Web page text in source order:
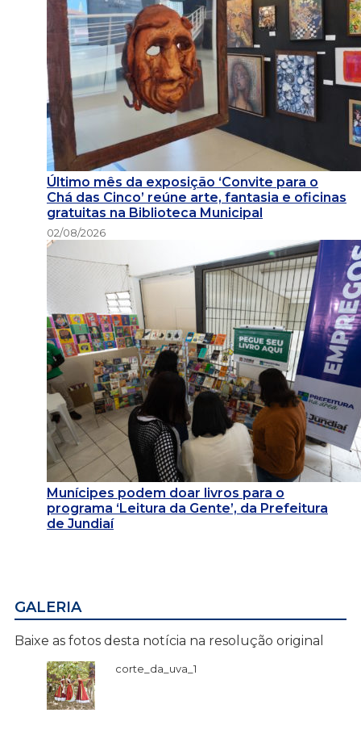
Último mês da exposição ‘Convite para o
Chá das Cinco’ reúne arte, fantasia e oficinas
gratuitas na Biblioteca Municipal
02/08/2026
Munícipes podem doar livros para o
programa ‘Leitura da Gente’, da Prefeitura
de Jundiaí
GALERIA
Baixe as fotos desta notícia na resolução original
corte_da_uva_1